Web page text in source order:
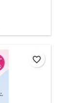
favorite_border